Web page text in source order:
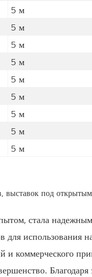
5 м
5 м
5 м
5 м
5 м
5 м
5 м
5 м
5 м
выставок под
стала
использования
и коммерческого